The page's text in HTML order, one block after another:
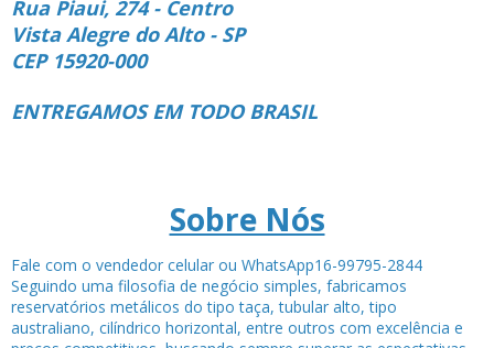
Rua Piaui, 274 - Centro
Vista Alegre do Alto - SP
CEP 15920-000
ENTREGAMOS EM TODO BRASIL
Sobre Nós
Fale com o vendedor celular ou WhatsApp16-99795-2844
Seguindo uma filosofia de negócio simples, fabricamos
reservatórios metálicos do tipo taça, tubular alto, tipo
australiano, cilíndrico horizontal, entre outros com excelência e